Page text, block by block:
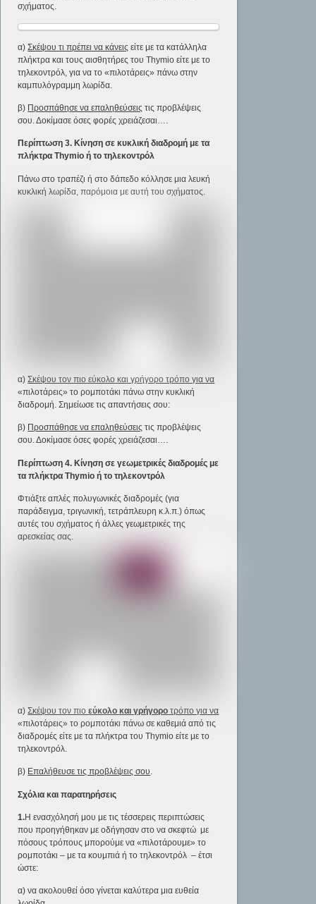
σχήματος.
α)Σκέψου τι πρέπει να κάνεις είτε με τα κατάλληλα
πλήκτρα και τους αισθητήρες του Thymio είτε με το
τηλεκοντρόλ, για να τo «πιλοτάρεις» πάνω στην
καμπυλόγραμμη λωρίδα.
β) Προσπάθησε να επαληθεύσεις τις προβλέψεις
σου. Δοκίμασε όσες φορές χρειάζεσαι….
Περίπτωση 3. Κίνηση σε κυκλική διαδρομή με τα
πλήκτραThymio ή το τηλεκοντρόλ
Πάνω στο τραπέζι ή στο δάπεδο κόλλησε μια λευκή
κυκλική λωρίδα, παρόμοια με αυτή του σχήματος.
α)Σκέψου τον πιο εύκολο και γρήγορο τρόπο για να
«πιλοτάρεις» το ρομποτάκι πάνω στην κυκλική
διαδρομή. Σημείωσε τις απαντήσεις σου:
β) Προσπάθησε να επαληθεύσεις τις προβλέψεις
σου. Δοκίμασε όσες φορές χρειάζεσαι….
Περίπτωση 4. Κίνηση σε γεωμετρικές διαδρομές με
τα πλήκτραThymio ή το τηλεκοντρόλ
Φτιάξτε απλές πολυγωνικές διαδρομές (για
παράδειγμα, τριγωνική, τετράπλευρη κ.λ.π.) όπως
αυτές του σχήματος ή άλλες γεωμετρικές της
αρεσκείας σας.
α)Σκέψου τον πιοεύκολο και γρήγορο τρόπο για να
«πιλοτάρεις» το ρομποτάκι πάνω σε καθεμιά από τις
διαδρομές είτε με τα πλήκτρα του Thymio είτε με το
τηλεκοντρόλ.
β) Επαλήθευσε τις προβλέψεις σου.
Σχόλια και παρατηρήσεις
1.Η ενασχόλησή μου με τις τέσσερεις περιπτώσεις
που προηγήθηκαν με οδήγησαν στο να σκεφτώ με
πόσους τρόπους μπορούμε να «πιλοτάρουμε» το
ρομποτάκι – με τα κουμπιά ή το τηλεκοντρόλ – έτσι
ώστε:
α) να ακολουθεί όσο γίνεται καλύτερα μια ευθεία